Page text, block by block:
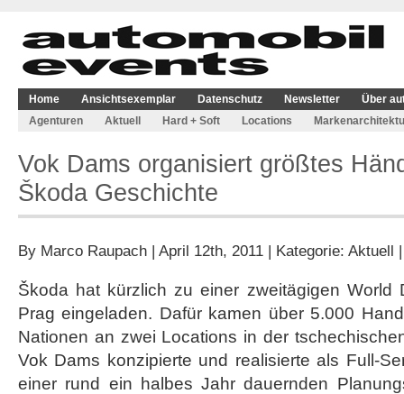
Home Ansichtsexemplar Datenschutz Newsletter
Über
Agenturen
Aktuell Hard + Soft Locations
Vok Dams organisiert größtes
Škoda Geschichte
By Marco Raupach | April 12th, 2011 | Kategorie: Aktuell
Škoda hat kürzlich zu einer zweitägigen World
Prag eingeladen. Dafür kamen über 5.000
Nationen an zwei Locations in der
Vok Dams konzipierte und realisierte als Full-
einer rund ein halbes Jahr dauernden